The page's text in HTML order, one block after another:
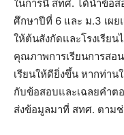
ในการนี้ สทศ. ได้นำข้อ
ศึกษาปีที่ 6 และ ม.3 เผย
ให้ต้นสังกัดและโรงเรีย
คุณภาพการเรียนการสอ
เรียนให้ดียิ่งขึ้น หากท่าน
กับข้อสอบและเฉลยคำต
ส่งข้อมูลมาที่ สทศ. ตามช่